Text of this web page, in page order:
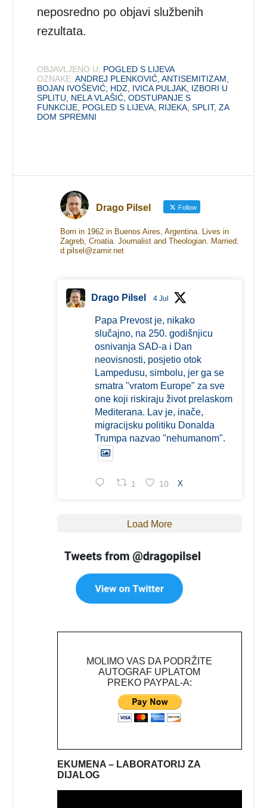
neposredno po objavi službenih
rezultata.
OBJAVLJENO U: POGLED S LIJEVA
OZNAKE: ANDREJ PLENKOVIĆ ,ANTISEMITIZAM
BOJAN IVOŠEVIĆ HDZ IVICA PULJAK IZBORI U
SPLITU
NELA VLAŠIĆ ,ODSTUPANJE S
FUNKCIJE POGLED S LIJEVA RIJEKA ,SPLIT,ZA
DOM SPREMNI
Drago Pilsel Follow
Born in 1962 in Buenos Aires, Argentina. Lives in
Zagreb, Croatia. Journalist and Theologian. Married.
d.pilsel@zamir.net
Drago Pilsel 4 Jul
Papa Prevost je, nikako
slučajno, na 250. godišnjicu
osnivanja SAD-a i Dan
neovisnosti, posjetio otok
Lampedusu, simbolu, jer ga se
smatra "vratom Europe" za sve
one koji riskiraju život prelaskom
Mediterana. Lav je, inače,
migracijsku politiku Donalda
Trumpa nazvao "nehumanom".
1 10 X
Load More
MOLIMO VAS DA PODRŽITE
AUTOGRAF UPLATOM
PREKO PAYPAL-A:
EKUMENA – LABORATORIJ ZA
DIJALOG